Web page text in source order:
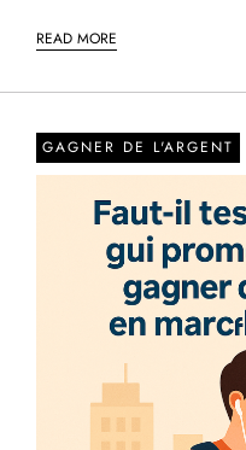
READ MORE
GAGNER DE L'ARGENT